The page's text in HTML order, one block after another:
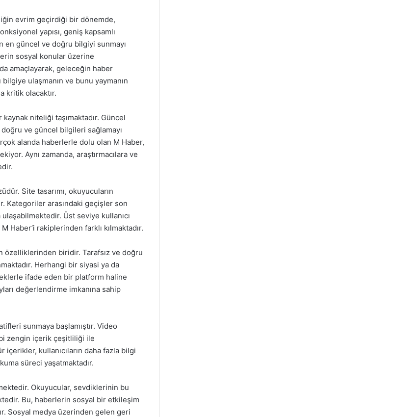
evrim geçirdiği bir dönemde,
yapısı, geniş kapsamlı
en güncel ve doğru bilgiyi sunmayı
sosyal konular üzerine
amaçlayarak, geleceğin haber
ulaşmanın ve bunu yaymanın
kritik olacaktır.
niteliği taşımaktadır. Güncel
ve güncel bilgileri sağlamayı
alanda haberlerle dolu olan M Haber,
Aynı zamanda, araştırmacılara ve
Site tasarımı, okuyucuların
Kategoriler arasındaki geçişler son
Üst seviye kullanıcı
rakiplerinden farklı kılmaktadır.
özelliklerinden biridir. Tarafsız ve doğru
Herhangi bir siyasi ya da
ifade eden bir platform haline
değerlendirme imkanına sahip
sunmaya başlamıştır. Video
zengin içerik çeşitliliği ile
içerikler, kullanıcıların daha fazla bilgi
süreci yaşatmaktadır.
Okuyucular, sevdiklerinin bu
Bu, haberlerin sosyal bir etkileşim
Sosyal medya üzerinden gelen geri